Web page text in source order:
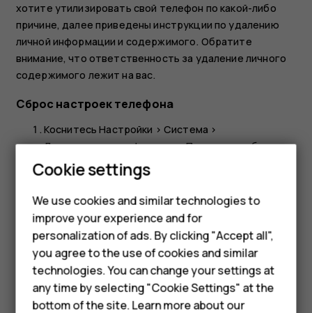
Smartphones
Feature phones
Phones for kids
Accessories
HMD Terra M
хотите утилизировать свой телефон по какой-либо
причине, далее приведены инструкции по удалению
личной информации и содержимого. Обратите
внимание, что ответственность за удаление личного
содержимого лежит на вас.
Сброс настроек телефона
КоснитесьНастройки >Система >
Дополнительные функции>Параметры сброса>
Удалить все данные (возврат к заводским
настройкам) .
Следуйте инструкциям на экране телефона.
Did you find this helpful?
Cookie settings
We use cookies and similar technologies to
improve your experience and for
personalization of ads. By clicking "Accept all",
you agree to the use of cookies and similar
technologies. You can change your settings at
any time by selecting "Cookie Settings" at the
bottom of the site. Learn more about our